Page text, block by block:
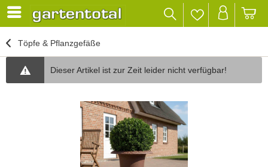
Töpfe & Pflanzgefäße
Dieser Artikel ist zur Zeit leider nicht verfügbar!